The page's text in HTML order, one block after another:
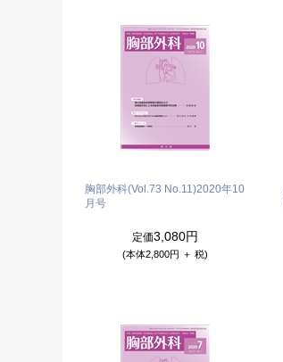
胸部外科(Vol.73 No.11)2020年10
月号
定価3,080円
(本体2,800円 ＋ 税)